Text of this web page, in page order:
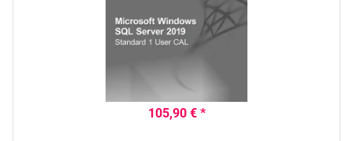
105,90 € *